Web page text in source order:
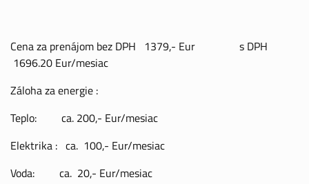
Cena za prenájom bez DPH 1379,- Eur s DPH
1696.20 Eur/mesiac
Záloha za energie :
Teplo: ca. 200,- Eur/mesiac
Elektrika : ca. 100,- Eur/mesiac
Voda: ca. 20,- Eur/mesiac